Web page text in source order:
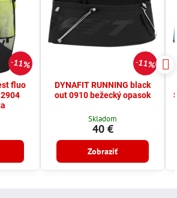
11%
fluo
11%
DYNAFIT RUNNING black
out 0910 bežecký opasok
Skladom
40 €
Zobraziť